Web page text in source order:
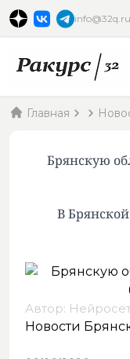
info@32q.ru
Главная
Брянскую
В
Автор:
Новости